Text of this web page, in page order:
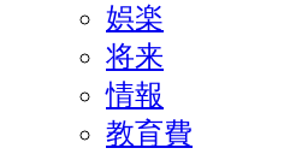
娯楽
将来
情報
教育費